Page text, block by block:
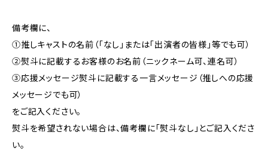
備考欄に、
①推しキャストの名前（「なし」または「出演者の皆様」等でも可）
②熨斗に記載するお客様のお名前（ニックネーム可、連名可）
③応援メッセージ熨斗に記載する一言メッセージ（推しへの応援
メッセージでも可）
をご記入ください。
熨斗を希望されない場合は、備考欄に「熨斗なし」とご記入くださ
い。